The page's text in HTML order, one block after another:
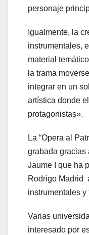
personaje
Igualmente, la
instrumentales,
material
la trama
integrar en un
artística donde
protagonistas».
La “Opera al
grabada gracias
Jaume I que ha
Rodrigo Madrid
instrumentales y
Varias
interesado por